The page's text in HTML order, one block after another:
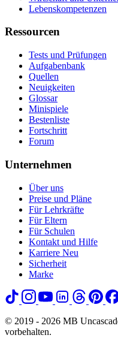
Lebenskompetenzen
Ressourcen
Tests und Prüfungen
Aufgabenbank
Quellen
Neuigkeiten
Glossar
Minispiele
Bestenliste
Fortschritt
Forum
Unternehmen
Über uns
Preise und Pläne
Für Lehrkräfte
Für Eltern
Für Schulen
Kontakt und Hilfe
Karriere Neu
Sicherheit
Marke
© 2019 - 2026 MB
vorbehalten.